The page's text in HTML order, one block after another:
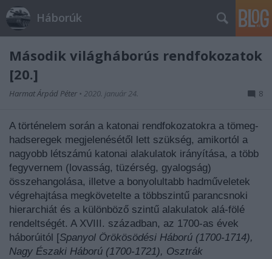
Háborúk
Második világháborús rendfokozatok
[20.]
Harmat Árpád Péter • 2020. január 24. 8
A történelem során a katonai rendfokozatokra a tömeg-
hadseregek megjelenésétől lett szükség, amikortól a
nagyobb létszámú katonai alakulatok irányítása, a több
fegyvernem (lovasság, tüzérség, gyalogság)
összehangolása, illetve a bonyolultabb hadműveletek
végrehajtása megkövetelte a többszintű parancsnoki
hierarchiát és a különböző szintű alakulatok alá-fölé
rendeltségét. A XVIII. században, az 1700-as évek
háborúitól [Spanyol Örökösödési Háború (1700-1714),
Nagy Északi Háború (1700-1721), Osztrák